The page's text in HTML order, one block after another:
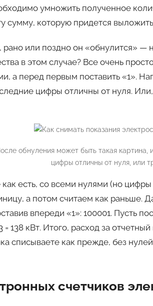
умножить полученное
сумму, которую придется выложить
рано или поздно он «обнулится» —
в этом случае? Все очень
а перед первым поставить «1».
цифры отличны от нуля.
обнуления может быть такая картина,
цифры отличны от нуля, или
есть, со всеми нулями (но
а потом считаем как раньше.
впереди «1»: 100001. Пусть
138 кВт. Итого, расход за
списываете как прежде, без
счетчиков